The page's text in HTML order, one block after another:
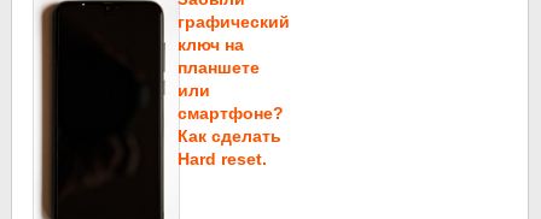
графический
ключ на
планшете
или
смартфоне?
Как сделать
Hard reset.